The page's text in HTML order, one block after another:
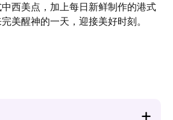
西美点，加上每日新鲜制作的港式
美醒神的一天，迎接美好时刻。